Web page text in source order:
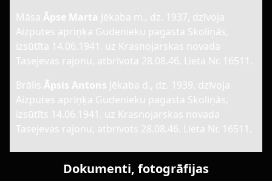
Māsa Āpse Marta Jēkaba m., dz. 1937, dzīvoja
Aizputes apriņķa Gudenieku pagasta Skoliņās,
izsūtīta 14.06.1941. uz Krasnojarskas novada
Tasejevas rajonu, atbrīvota 28.08.46. Lieta Nr. 16511.
Brālis Āpsis Antons Jēkaba d., dz. 1939, dzīvoja
Aizputes apriņķa Gudenieku pagasta Skoliņās,
izsūtīts 14.06.1941. uz Krasnojarskas novada
Tasejevas rajonu, atbrīvots 28.08.46. Lieta Nr. 16511.
Dokumenti, fotogrāfijas